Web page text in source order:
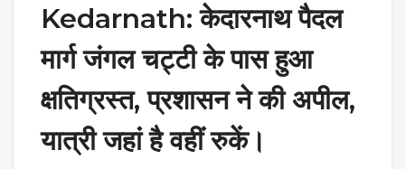
Kedarnath: केदारनाथ पैदल
मार्ग जंगल चट्टी के पास हुआ
क्षतिग्रस्त, प्रशासन ने की अपील,
यात्री जहां है वहीं रुकें।